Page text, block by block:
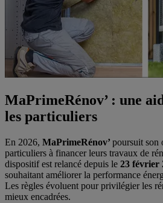
MaPrimeRénov’ : une
les particuliers
En 2026, MaPrimeRénov’ poursuit son
particuliers à financer leurs travaux de
dispositif est relancé depuis le 23 février
souhaitant améliorer la performance
Les règles évoluent pour privilégier les
mieux encadrées.